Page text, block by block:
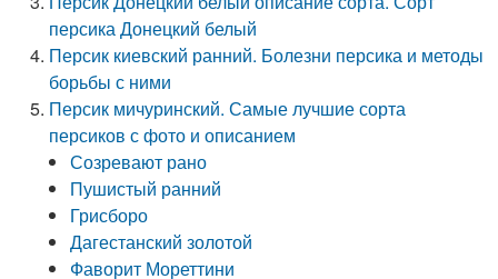
персика Донецкий белый
Персик киевский ранний. Болезни персика и методы
борьбы с ними
Персик мичуринский. Самые лучшие сорта
персиков с фото и описанием
Созревают рано
Пушистый ранний
Грисборо
Дагестанский золотой
Фаворит Мореттини